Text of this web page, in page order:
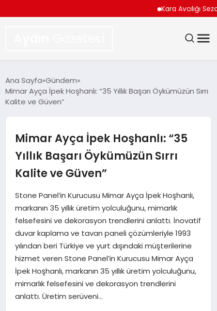
Kara Avcılığı Sezonu
TEKNOLOJI
SIYASET
YAŞAM
MAGAZIN
SAĞLIK
EĞITIM
DÜNYA
Ana Sayfa Gündem
Mimar Ayça İpek Hoşhanlı: “35 Yıllık Başarı Öykümüzün Sırrı
Kalite ve Güven”
Mimar Ayça İpek Hoşhanlı: “35
Yıllık Başarı Öykümüzün Sırrı
Kalite ve Güven”
Stone Panel’in Kurucusu Mimar Ayça İpek Hoşhanlı,
markanın 35 yıllık üretim yolculuğunu, mimarlık
felsefesini ve dekorasyon trendlerini anlattı. İnovatif
duvar kaplama ve tavan paneli çözümleriyle 1993
yılından beri Türkiye ve yurt dışındaki müşterilerine
hizmet veren Stone Panel’in Kurucusu Mimar Ayça
İpek Hoşhanlı, markanın 35 yıllık üretim yolculuğunu,
mimarlık felsefesini ve dekorasyon trendlerini
anlattı. Üretim serüveni…